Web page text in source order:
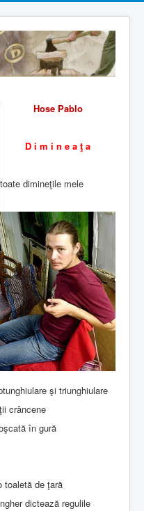
Hose Pablo
D i m i n e a ţ a
toate dimineţile mele
şi triunghiulare
crâncene
în gură
toaletă de ţară
dictează regulile